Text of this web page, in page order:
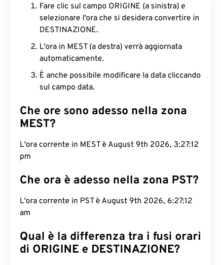
Fare clic sul campo ORIGINE (a sinistra) e
selezionare l'ora che si desidera convertire in
DESTINAZIONE.
L'ora in MEST (a destra) verrà aggiornata
automaticamente.
È anche possibile modificare la data cliccando
sul campo data.
Che ore sono adesso nella zona
MEST?
L'ora corrente in MEST è August 9th 2026, 3:27:13
pm
Che ora è adesso nella zona PST?
L'ora corrente in PST è August 9th 2026, 6:27:13
am
Qual è la differenza tra i fusi orari
di ORIGINE e DESTINAZIONE?